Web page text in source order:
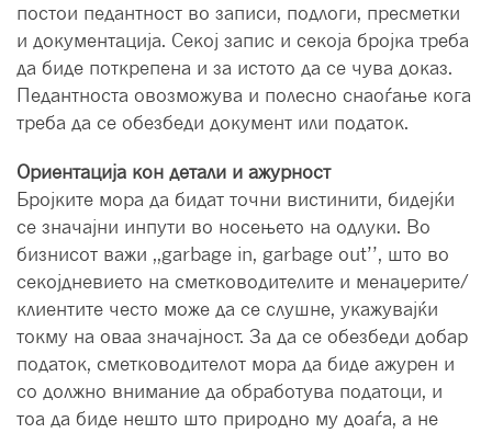
постои педантност во записи, подлоги, пресметки
и документација. Секој запис и секоја бројка треба
да биде поткрепена и за истото да се чува доказ.
Педантноста овозможува и полесно снаоѓање кога
треба да се обезбеди документ или податок.
Ориентација кон детали и ажурност
Бројките мора да бидат точни вистинити, бидејќи
се значајни инпути во носењето на одлуки. Во
бизнисот важи ,,garbage in, garbage out’’, што во
секојдневието на сметководителите и менаџерите/
клиентите често може да се слушне, укажувајќи
токму на оваа значајност. За да се обезбеди добар
податок, сметководителот мора да биде ажурен и
со должно внимание да обработува податоци, и
тоа да биде нешто што природно му доаѓа, а не